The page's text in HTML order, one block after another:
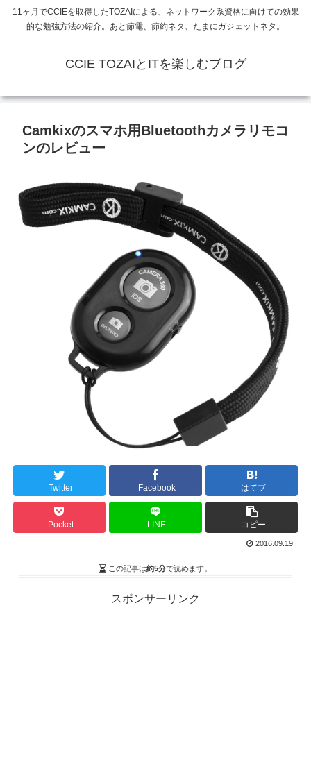
11ヶ月でCCIEを取得したTOZAIによる、ネットワーク系資格に向けての効果
的な勉強方法の紹介。あと節電、節約ネタ、たまにガジェットネタ。
CCIE TOZAIとITを楽しむブログ
Camkixのスマホ用Bluetoothカメラリモコ
ンのレビュー
Twitter Facebook はてブ
Pocket LINE コピー
2016.09.19
この記事は約5分で読めます。
スポンサーリンク